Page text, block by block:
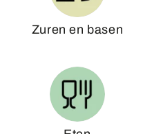
Zuren en basen